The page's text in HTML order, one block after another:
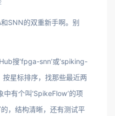
SNN的双重新手啊。别
搜‘fpga-snn’或‘spiking-
星标排序，找那些最近两
有个叫‘SpikeFlow’的项
，结构清晰，还有测试平